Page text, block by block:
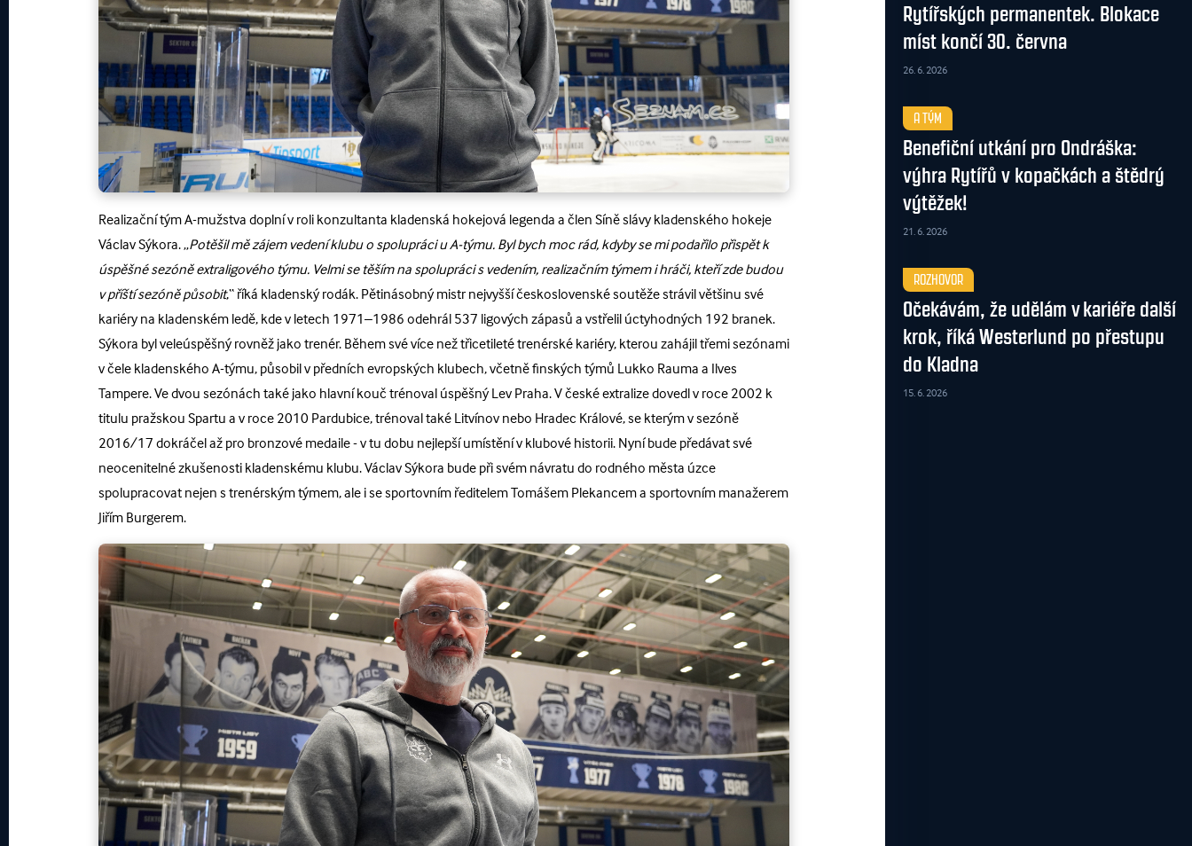
Realizační tým A-mužstva doplní v roli konzultanta kladenská hokejová legenda a člen Síně slávy kladenského hokeje
Václav Sýkora. „Potěšil mě zájem vedení klubu o spolupráci u A-týmu. Byl bych moc rád, kdyby se mi podařilo přispět k
úspěšné sezóně extraligového týmu. Velmi se těším na spolupráci s vedením, realizačním týmem i hráči, kteří zde budou
v příští sezóně působit,“ říká kladenský rodák. Pětinásobný mistr nejvyšší československé soutěže strávil většinu své
kariéry na kladenském ledě, kde v letech 1971–1986 odehrál 537 ligových zápasů a vstřelil úctyhodných 192 branek.
Sýkora byl veleúspěšný rovněž jako trenér. Během své více než třicetileté trenérské kariéry, kterou zahájil třemi sezónami
v čele kladenského A-týmu, působil v předních evropských klubech, včetně finských týmů Lukko Rauma a Ilves
Tampere. Ve dvou sezónách také jako hlavní kouč trénoval úspěšný Lev Praha. V české extralize dovedl v roce 2002 k
titulu pražskou Spartu a v roce 2010 Pardubice, trénoval také Litvínov nebo Hradec Králové, se kterým v sezóně
2016/17 dokráčel až pro bronzové medaile - v tu dobu nejlepší umístění v klubové historii. Nyní bude předávat své
neocenitelné zkušenosti kladenskému klubu. Václav Sýkora bude při svém návratu do rodného města úzce
spolupracovat nejen s trenérským týmem, ale i se sportovním ředitelem Tomášem Plekancem a sportovním manažerem
Jiřím Burgerem.
Rytířských permanentek. Blokace
míst končí 30. června
26. 6. 2026
A TÝM
Benefiční utkání pro Ondráška:
výhra Rytířů v kopačkách a štědrý
výtěžek!
21. 6. 2026
ROZHOVOR
Očekávám, že udělám v kariéře další
krok, říká Westerlund po přestupu
do Kladna
15. 6. 2026